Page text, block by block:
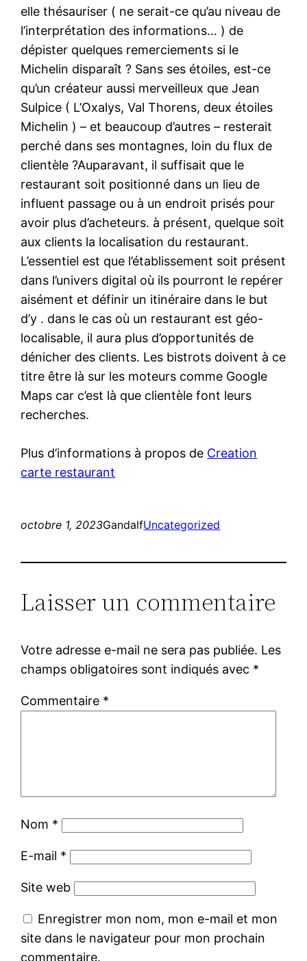
elle thésauriser ( ne serait-ce qu’au niveau de
l’interprétation des informations… ) de
dépister quelques remerciements si le
Michelin disparaît ? Sans ses étoiles, est-ce
qu’un créateur aussi merveilleux que Jean
Sulpice ( L’Oxalys, Val Thorens, deux étoiles
Michelin ) – et beaucoup d’autres – resterait
perché dans ses montagnes, loin du flux de
clientèle ?Auparavant, il suffisait que le
restaurant soit positionné dans un lieu de
influent passage ou à un endroit prisés pour
avoir plus d’acheteurs. à présent, quelque soit
aux clients la localisation du restaurant.
L’essentiel est que l’établissement soit présent
dans l’univers digital où ils pourront le repérer
aisément et définir un itinéraire dans le but
d’y . dans le cas où un restaurant est géo-
localisable, il aura plus d’opportunités de
dénicher des clients. Les bistrots doivent à ce
titre être là sur les moteurs comme Google
Maps car c’est là que clientèle font leurs
recherches.
Plus d’informations à propos de Creation
carte restaurant
octobre 1, 2023GandalfUncategorized
Laisser un commentaire
Votre adresse e-mail ne sera pas publiée. Les
champs obligatoires sont indiqués avec *
Commentaire *
Nom *
E-mail *
Site web
Enregistrer mon nom, mon e-mail et mon
site dans le navigateur pour mon prochain
commentaire.